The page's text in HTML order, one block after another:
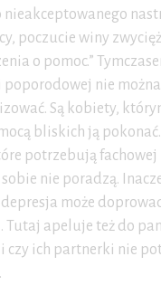
nieakceptowanego
poczucie winy
o pomoc.”
poporodowej nie można
Są kobiety,
bliskich ją pokonać.
potrzebują fachowej
nie poradzą.
depresja może
Tutaj apeluje też do
czy ich partnerki nie